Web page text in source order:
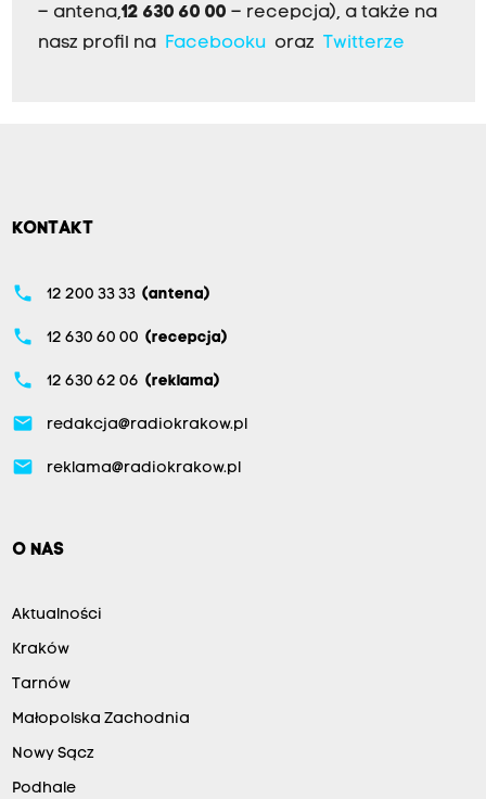
– antena,12 630 60 00 – recepcja), a także na
nasz profil na
Facebookuoraz Twitterze
KONTAKT
phone 12 200 33 33 (antena)
phone 12 630 60 00 (recepcja)
phone 12 630 62 06 (reklama)
email redakcja@radiokrakow.pl
email reklama@radiokrakow.pl
O NAS
Aktualności
Kraków
Tarnów
Małopolska Zachodnia
Nowy Sącz
Podhale